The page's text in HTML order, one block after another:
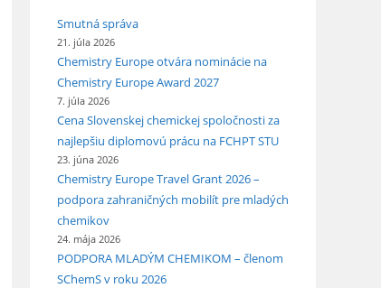
Smutná správa
21. júla 2026
Chemistry Europe otvára nominácie na
Chemistry Europe Award 2027
7. júla 2026
Cena Slovenskej chemickej spoločnosti za
najlepšiu diplomovú prácu na FCHPT STU
23. júna 2026
Chemistry Europe Travel Grant 2026 –
podpora zahraničných mobilít pre mladých
chemikov
24. mája 2026
PODPORA MLADÝM CHEMIKOM – členom
SChemS v roku 2026